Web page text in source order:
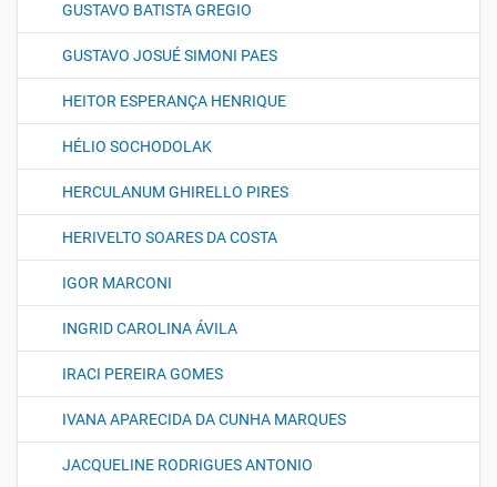
GUSTAVO BATISTA GREGIO
GUSTAVO JOSUÉ SIMONI PAES
HEITOR ESPERANÇA HENRIQUE
HÉLIO SOCHODOLAK
HERCULANUM GHIRELLO PIRES
HERIVELTO SOARES DA COSTA
IGOR MARCONI
INGRID CAROLINA ÁVILA
IRACI PEREIRA GOMES
IVANA APARECIDA DA CUNHA MARQUES
JACQUELINE RODRIGUES ANTONIO